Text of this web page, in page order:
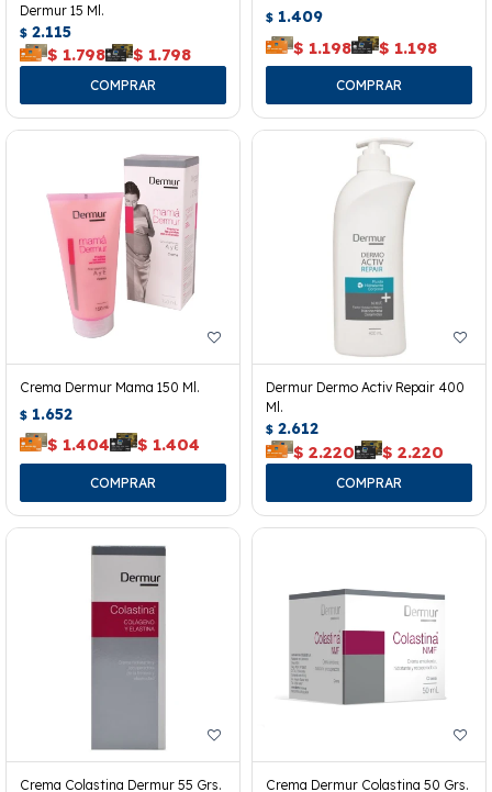
Dermur 15 Ml.
$ 2.115
$ 1.798 $ 1.798
$ 1.409
$ 1.198 $ 1.198
Crema Dermur Mama 150 Ml.
$ 1.652
$ 1.404 $ 1.404
Dermur Dermo Activ Repair 400
Ml.
$ 2.612
$ 2.220 $ 2.220
Crema Colastina Dermur 55 Grs. Crema Dermur Colastina 50 Grs.